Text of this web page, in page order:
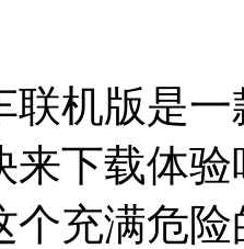
联机版是
来下载体
个充满危